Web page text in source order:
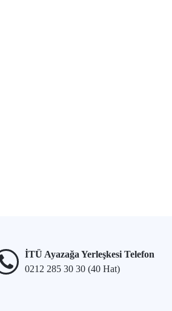
İTÜ Ayazağa Yerleşkesi Telefon
0212 285 30 30 (40 Hat)